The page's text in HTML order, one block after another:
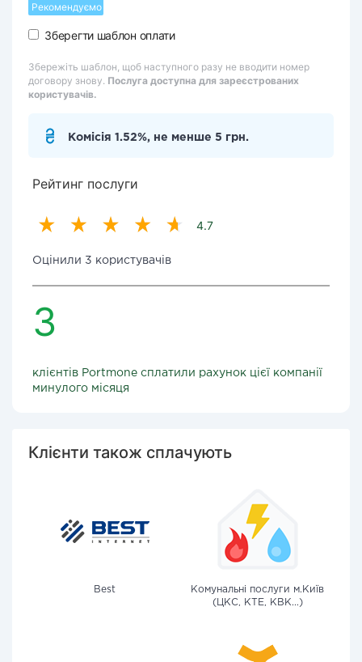
Рекомендуємо
Зберегти шаблон оплати
Збережіть шаблон, щоб наступного разу не вводити номер
договору знову. Послуга доступна для зареєстрованих
користувачів.
Комісія 1.52%, не менше 5 грн.
Рейтинг послуги
4.7
Оцінили 3 користувачів
3
клієнтів Portmone сплатили рахунок цієї компанії
минулого місяця
Клієнти також сплачують
Best
Комунальні послуги м.Київ
(ЦКС, КТЕ, КВК...)